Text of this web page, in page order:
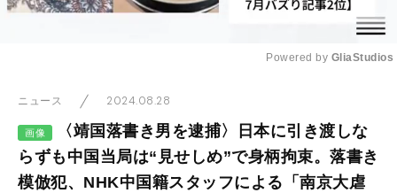
Powered by GliaStudios
ニュース 2024.08.28
画像
〈靖国落書き男を逮捕〉日本に引き渡しな
らずも中国当局は“見せしめ”で身柄拘束。落書き
模倣犯、NHK中国籍スタッフによる「南京大虐